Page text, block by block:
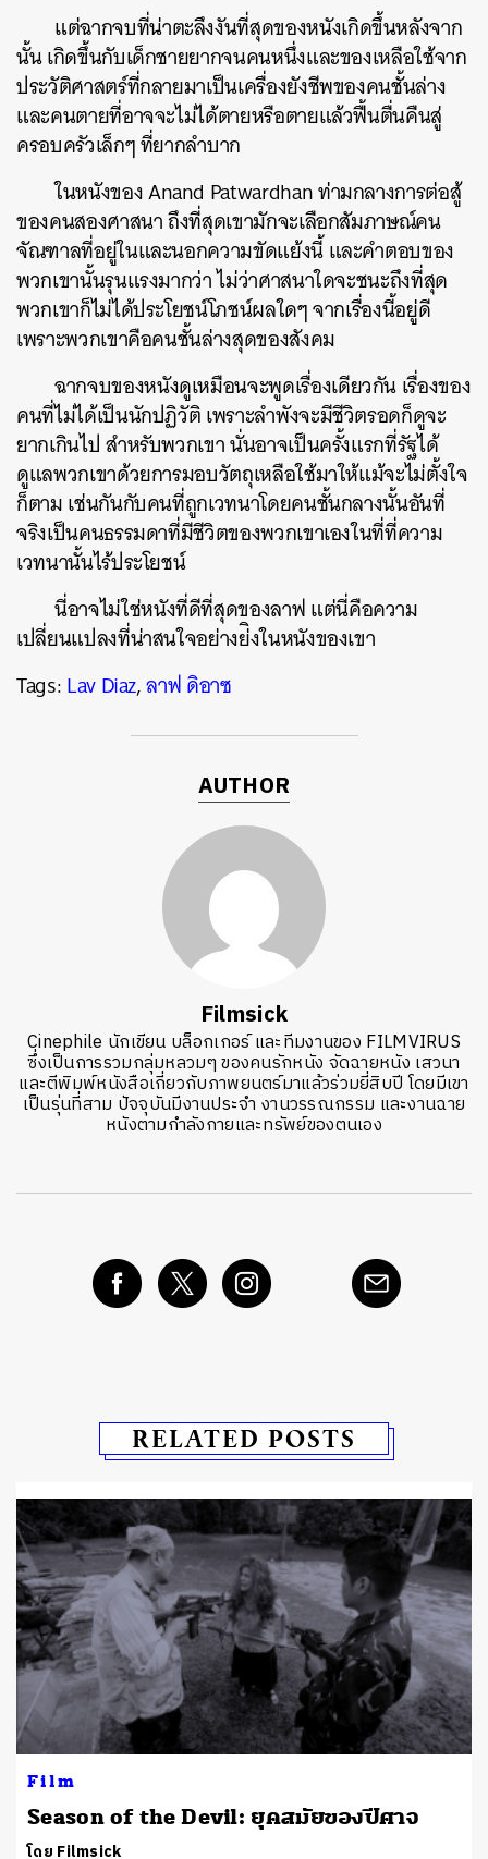
แต่ฉากจบที่น่าตะลึงงันที่สุดของหนังเกิดขึ้นหลังจาก
นั้น เกิดขึ้นกับเด็กชายยากจนคนหนึ่งและของเหลือใช้จาก
ประวัติศาสตร์ที่กลายมาเป็นเครื่องยังชีพของคนชั้นล่าง
และคนตายที่อาจจะไม่ได้ตายหรือตายแล้วฟื้นตื่นคืนสู่
ครอบครัวเล็กๆ ที่ยากลำบาก
ในหนังของ Anand Patwardhan ท่ามกลางการต่อสู้
ของคนสองศาสนา ถึงที่สุดเขามักจะเลือกสัมภาษณ์​คน
จัณฑาลที่อยู่ในและนอกความขัดแย้งนี้ และคำตอบของ
พวกเขานั้นรุนแรงมากว่า ไม่ว่าศาสนาใดจะชนะถึงที่สุด
พวกเขาก็ไม่ได้ประโยชน์โภชน์ผลใดๆ จากเรื่องนี้อยู่ดี
เพราะพวกเขาคือคนชั้นล่างสุดของสังคม
ฉากจบของหนังดูเหมือนจะพูดเรื่องเดียวกัน เรื่องของ
คนที่ไม่ได้เป็นนักปฏิวัติ เพราะลำพังจะมีชีวิตรอดก็ดูจะ
ยากเกินไป สำหรับพวกเขา นั่นอาจเป็นครั้งแรกที่รัฐได้
ดูแลพวกเขาด้วยการมอบวัตถุเหลือใช้มาให้แม้จะไม่ตั้งใจ
ก็ตาม เช่นกันกับคนที่ถูกเวทนาโดยคนชั้นกลางนั้นอันที่
จริงเป็นคนธรรมดาที่มีชีวิตของพวกเขาเองในที่ที่ความ
เวทนานั้นไร้ประโยชน์
นี่อาจไม่ใช่หนังที่ดีที่สุดของลาฟ แต่นี่คือความ
เปลี่ยนแปลงที่น่าสนใจอย่างย่ิงในหนังของเขา
Tags:Lav Diaz,ลาฟ ดิอาซ
AUTHOR
Filmsick
Cinephile นักเขียน บล็อกเกอร์ และทีมงานของ FILMVIRUS
ซึ่งเป็นการรวมกลุ่มหลวมๆ ของคนรักหนัง จัดฉายหนัง เสวนา
และตีพิมพ์หนังสือเกี่ยวกับภาพยนตร์มาแล้วร่วมยี่สิบปี โดยมีเขา
เป็นรุ่นที่สาม ปัจจุบันมีงานประจำ งานวรรณกรรม และงานฉาย
หนังตามกำลังกายและทรัพย์ของตนเอง
RELATED POSTS
Film
Season of the Devil: ยุคสมัยของปีศาจ
โดย Filmsick